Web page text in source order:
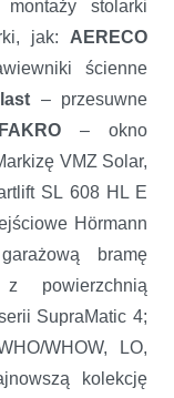
stolarki
jak: AERECO
ścienne
– przesuwne
FAKRO– okno
VMZ Solar,
SL 608 HL E
Hörmann
bramę
powierzchnią
SupraMatic 4;
WHOW, LO,
kolekcję